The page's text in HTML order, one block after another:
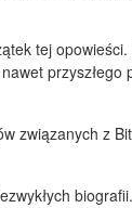
tej
związanych z
biografii.